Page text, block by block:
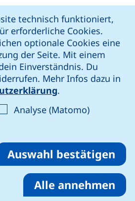
technisch funktioniert,
erforderliche Cookies.
optionale Cookies eine
der Seite. Mit einem
Einverständnis. Du
Mehr Infos dazu in
.
Cookies akzeptieren
Analyse (Matomo)Analyse-
von Drittanbieter
Auswahl bestätigen
Alle annehmen
(externer Link, öffnet neues
Seite (externer Link, öffnet
Instagram-Seite (externer Link,
unsere YouTube-Seite (externer